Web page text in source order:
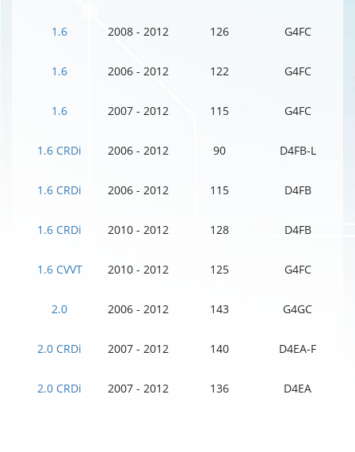
1.6 2008 - 2012 126 G4FC
1.6 2006 - 2012 122 G4FC
1.6 2007 - 2012 115 G4FC
1.6 CRDi 2006 - 2012 90 D4FB-L
1.6 CRDi 2006 - 2012 115 D4FB
1.6 CRDi 2010 - 2012 128 D4FB
1.6 CVVT 2010 - 2012 125 G4FC
2.0 2006 - 2012 143 G4GC
2.0 CRDi 2007 - 2012 140 D4EA-F
2.0 CRDi 2007 - 2012 136 D4EA